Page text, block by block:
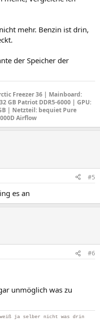
mehr. Benzin ist drin,
der Speicher der
Freezer 36 | Mainboard:
GB Patriot DDR5-6000 | GPU:
| Netzteil: bequiet Pure
Airflow
#5
es an
#6
unmöglich was zu
ja selber nicht was drin